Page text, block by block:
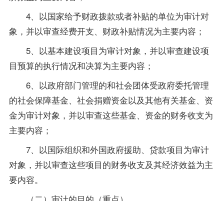
4、以国家给予财政拨款或者补贴的单位为审计对
象，并以审查经费开支、财政补贴情况为主要内容；
5、以基本建设项目为审计对象，并以审查建设项
目预算的执行情况和决算为主要内容；
6、以政府部门管理的和社会团体受政府委托管理
的社会保障基金、社会捐赠资金以及其他有关基金、资
金为审计对象，并以审查这些基金、资金的财务收支为
主要内容；
7、以国际组织和外国政府援助、贷款项目为审计
对象，并以审查这些项目的财务收支及其经济效益为主
要内容。